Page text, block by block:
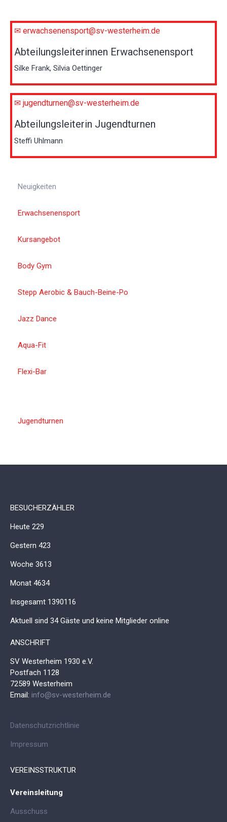
✉ erwachsenensport@sv-westerheim.de
Abteilungsleiterinnen Erwachsenensport
Silke Frank, Silvia Oettinger
✉ jugendturnen@sv-westerheim.de
Abteilungsleiterin Jugendturnen
Steffi Uhlmann
Neuigkeiten
Erwachsenensport
Kursangebot
Body Gym
Stepp Aerobic & Bauch-Beine-Po
Jazz Dance
Aqua-Fit
Flexi-Bar
Jugendturnen
BESUCHERZÄHLER
Heute 229
Gestern 423
Woche 3613
Monat 4634
Insgesamt 1390116
Aktuell sind 34 Gäste und keine Mitglieder online
ANSCHRIFT
SV Westerheim 1930 e.V.
Postfach 1128
72589 Westerheim
Email: info@sv-westerheim.de
Datenschutzrichtlinie
Impressum
VEREINSSTRUKTUR
Vereinsleitung
Ausschuss